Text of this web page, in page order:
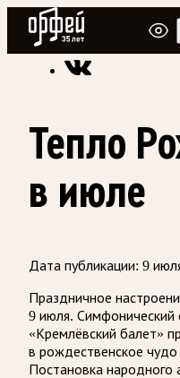
Радио Орфей
Радио классической
Тепло
в июле
Дата публикации: 9
Праздничное
9 июля. Симфонический
«Кремлёвский балет»
в рождественское
Постановка